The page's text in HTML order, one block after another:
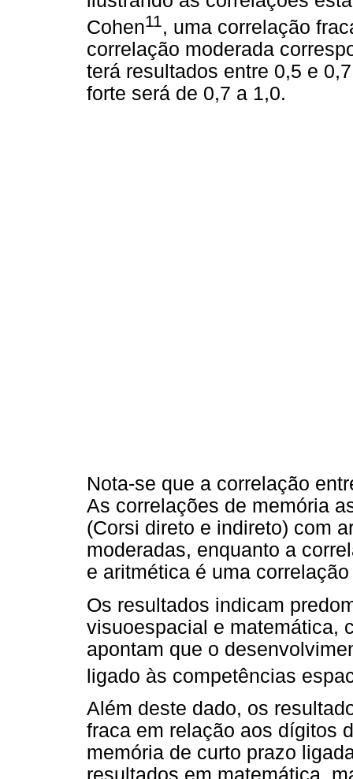
Cohen11, uma correlação
correlação moderada
terá resultados entre 0,5 e
forte será de 0,7 a 1,0.
Nota-se que a correlação
As correlações de memória
(Corsi direto e indireto) com
moderadas, enquanto a
e aritmética é uma
Os resultados indicam
visuoespacial e matemática,
apontam que o
ligado às competências
Além deste dado, os
fraca em relação aos dígitos
memória de curto prazo
resultados em matemática,